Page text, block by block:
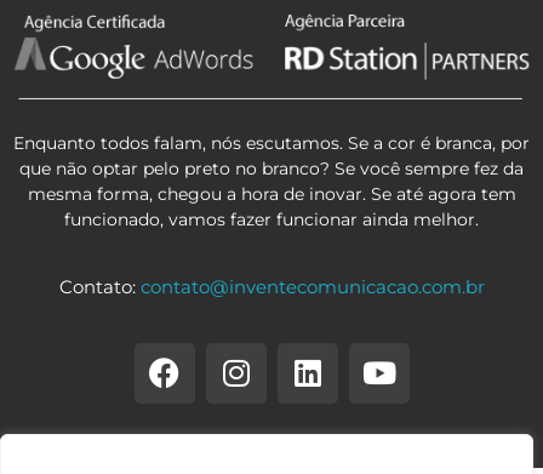
Enquanto todos falam, nós escutamos. Se a cor é branca, por
que não optar pelo preto no branco? Se você sempre fez da
mesma forma, chegou a hora de inovar. Se até agora tem
funcionado, vamos fazer funcionar ainda melhor.
Contato: contato@inventecomunicacao.com.br